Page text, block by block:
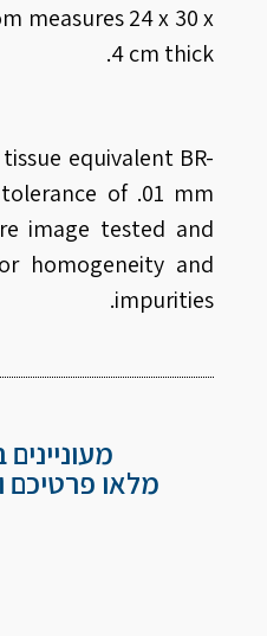
measures 24 x 30 x
4 cm thick.
equivalent BR-
of .01 mm
image tested and
homogeneity and
impurities.
מלאו פרטיכם